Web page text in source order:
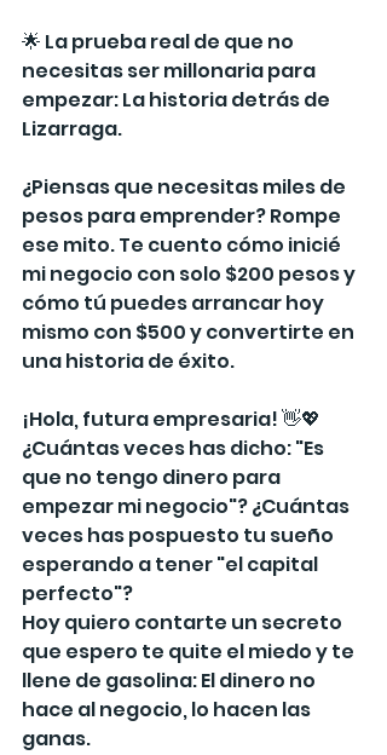
🌟 La prueba real de que no
necesitas ser millonaria para
empezar: La historia detrás de
Lizarraga.
¿Piensas que necesitas miles de
pesos para emprender? Rompe
ese mito. Te cuento cómo inicié
mi negocio con solo $200 pesos y
cómo tú puedes arrancar hoy
mismo con $500 y convertirte en
una historia de éxito.
¡Hola, futura empresaria! 👋💖
¿Cuántas veces has dicho: "Es
que no tengo dinero para
empezar mi negocio"? ¿Cuántas
veces has pospuesto tu sueño
esperando a tener "el capital
perfecto"?
Hoy quiero contarte un secreto
que espero te quite el miedo y te
llene de gasolina: El dinero no
hace al negocio, lo hacen las
ganas.